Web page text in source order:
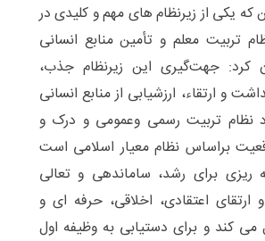
که یکی از زیرنظام های مهم و کلیدی در
تربیت معلم و تأمین منابع انسانی
کرد: جهت‌گیری این زیرنظام جذب،
و ارتقاء، ارزشیابی از منابع انسانی
نظام تربیت رسمی وعمومی و درک و
براساس نظام معیار اسلامی است
ریزی برای رشد، ساماندهی و تعالی
اعتقادی، اخلاقی، حرفه ای و
کند و برای دستیابی به وظیفه اول